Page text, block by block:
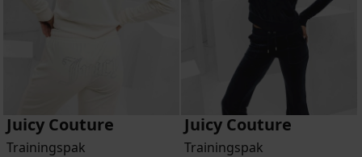
Juicy Couture
Trainingspak
Juicy Couture
Trainingspak